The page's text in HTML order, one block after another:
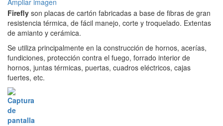
Ampliar imagen
Firefly son placas de cartón fabricadas a base de fibras de gran
resistencia térmica, de fácil manejo, corte y troquelado. Extentas
de amianto y cerámica.
Se utiliza principalmente en la construcción de hornos, acerías,
fundiciones, protección contra el fuego, forrado interior de
hornos, juntas térmicas, puertas, cuadros eléctricos, cajas
fuertes, etc.